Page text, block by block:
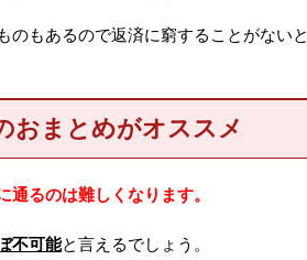
のもあるので返済に窮することがないと
おまとめがオススメ
るのは難しくなります。
不可能と言えるでしょう。